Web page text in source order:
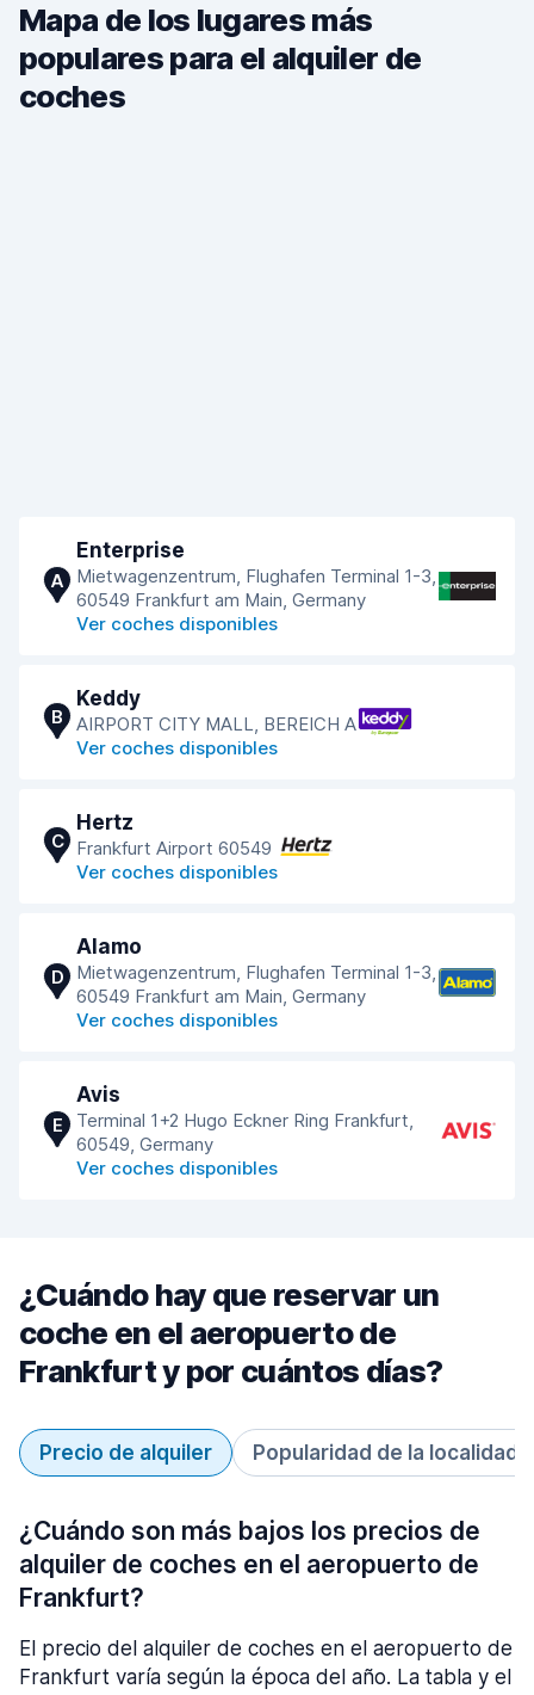
Mapa de los lugares más
populares para el alquiler de
coches
A
Enterprise
Mietwagenzentrum, Flughafen Terminal 1-3,
60549 Frankfurt am Main, Germany
Ver coches disponibles
B
Keddy
AIRPORT CITY MALL, BEREICH A
Ver coches disponibles
C
Hertz
Frankfurt Airport 60549
Ver coches disponibles
D
Alamo
Mietwagenzentrum, Flughafen Terminal 1-3,
60549 Frankfurt am Main, Germany
Ver coches disponibles
E
Avis
Terminal 1+2 Hugo Eckner Ring Frankfurt,
60549, Germany
Ver coches disponibles
¿Cuándo hay que reservar un
coche en el aeropuerto de
Frankfurt y por cuántos días?
Precio de alquiler Popularidad de la localidad
¿Cuándo son más bajos los precios de
alquiler de coches en el aeropuerto de
Frankfurt?
El precio del alquiler de coches en el aeropuerto de
Frankfurt varía según la época del año. La tabla y el